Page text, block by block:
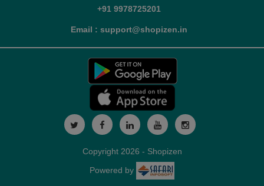
+91 9978725201
Email : support@shopizen.in
Copyright 2026 - Shopizen
Powered by